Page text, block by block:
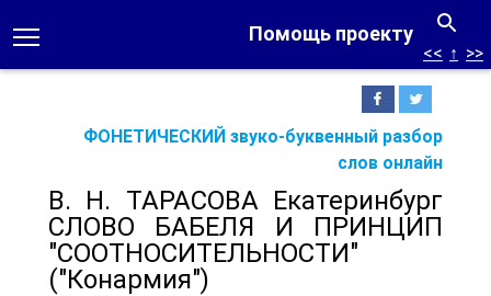
Помощь проекту
ФОНЕТИЧЕСКИЙ звуко-буквенный разбор
слов онлайн
<< ↑ >>
В. Н. ТАРАСОВА Екатеринбург
СЛОВО БАБЕЛЯ И ПРИНЦИП
"СООТНОСИТЕЛЬНОСТИ"
("Конармия")